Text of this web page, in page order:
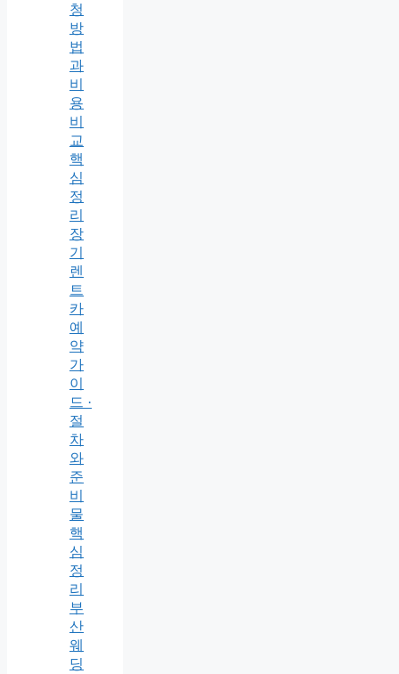
청
방
법
과
비
용
비
교
핵
심
정
리
장
기
렌
트
카
예
약
가
이
드 ·
절
차
와
준
비
물
핵
심
정
리
부
산
웨
딩